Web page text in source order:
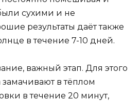
сухими и не
результаты даёт также
в течение 7-10 дней.
важный этап. Для этого
в тёплом
в течение 20 минут,